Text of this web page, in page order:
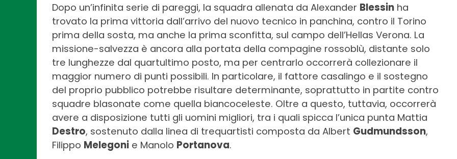
Dopo un’infinita serie di pareggi, la squadra allenata da Alexander Blessin ha
trovato la prima vittoria dall’arrivo del nuovo tecnico in panchina, contro il Torino
prima della sosta, ma anche la prima sconfitta, sul campo dell’Hellas Verona. La
missione-salvezza è ancora alla portata della compagine rossoblù, distante solo
tre lunghezze dal quartultimo posto, ma per centrarlo occorrerà collezionare il
maggior numero di punti possibili. In particolare, il fattore casalingo e il sostegno
del proprio pubblico potrebbe risultare determinante, soprattutto in partite contro
squadre blasonate come quella biancoceleste. Oltre a questo, tuttavia, occorrerà
avere a disposizione tutti gli uomini migliori, tra i quali spicca l’unica punta Mattia
Destro, sostenuto dalla linea di trequartisti composta da Albert Gudmundsson,
Filippo Melegoni e Manolo Portanova.